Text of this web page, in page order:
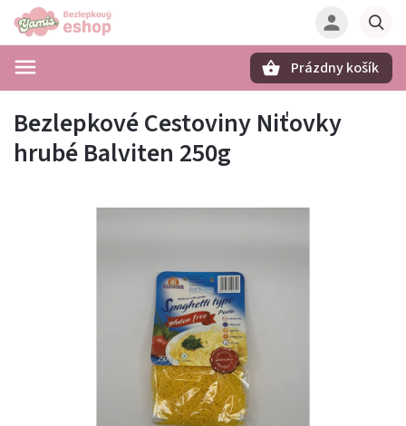
Prázdny košík
Bezlepkové Cestoviny Niťovky
hrubé Balviten 250g